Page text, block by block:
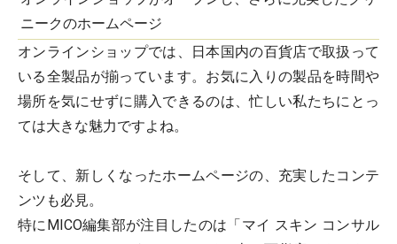
ニークのホームページ
オンラインショップでは、日本国内の百貨店で取扱って
いる全製品が揃っています。お気に入りの製品を時間や
場所を気にせずに購入できるのは、忙しい私たちにとっ
ては大きな魅力ですよね。
そして、新しくなったホームページの、充実したコンテ
ンツも必見。
特にMICO編集部が注目したのは「マイ スキン コンサル